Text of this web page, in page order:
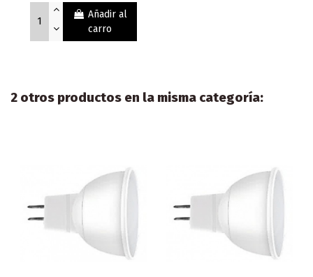
Añadir al
carro
2 otros productos en la misma categoría: